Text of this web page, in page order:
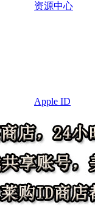
资源中心
Apple ID